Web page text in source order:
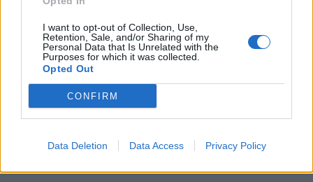
I want to opt-out of Collection, Use,
Retention, Sale, and/or Sharing of my
Personal Data that Is Unrelated with the
Purposes for which it was collected.
Opted Out
CONFIRM
Data Deletion Data Access Privacy Policy
Διαβάστε περισσότερα→
Δημοσιεύθηκε σεΤέχνη|Tagged77ο Φεστιβάλ Κινηματογράφου των
Κινηματογράφου των Καννών